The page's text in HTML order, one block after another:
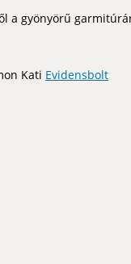
a gyönyörű
Kati Evidensbolt